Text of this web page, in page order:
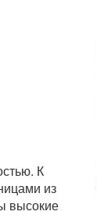
К
из
высокие